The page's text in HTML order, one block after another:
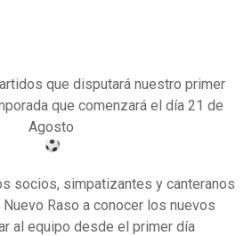
que disputará nuestro primer
que comenzará el día 21 de
Agosto
socios, simpatizantes y canteranos
Raso a conocer los nuevos
al equipo desde el primer día